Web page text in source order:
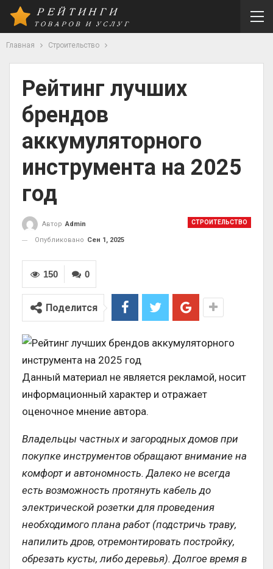
Главная Строительство
Рейтинг лучших
брендов
аккумуляторного
инструмента на 2025
год
СТРОИТЕЛЬСТВО
Автор Admin
Опубликовано Сен 1, 2025
0
150
Поделится
Данный материал не является рекламой, носит
информационный характер и отражает
оценочное мнение автора.
Владельцы частных и загородных домов при
покупке инструментов обращают внимание на
комфорт и автономность. Далеко не всегда
есть возможность протянуть кабель до
электрической розетки для проведения
необходимого плана работ (подстричь траву,
напилить дров, отремонтировать постройку,
обрезать кусты, либо деревья). Долгое время в